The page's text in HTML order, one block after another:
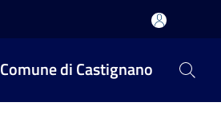
Comune di Castignano